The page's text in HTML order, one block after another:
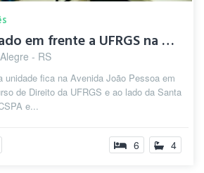
Quarto mobiliado em frente a UFRGS na Ci...
- RS
unidade fica na Avenida João Pessoa em
de Direito da UFRGS e ao lado da Santa
e...
6 4